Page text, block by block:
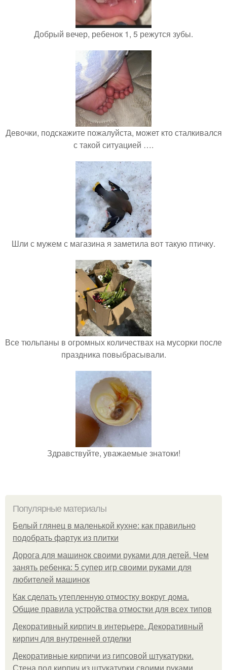
Добрый вечер, ребенок 1, 5 режутся зубы.
Девочки, подскажите пожалуйста, может кто сталкивался
с такой ситуацией ….
Шли с мужем с магазина я заметила вот такую птичку.
Все тюльпаны в огромных количествах на мусорки после
праздника повыбрасывали.
Здравствуйте, уважаемые знатоки!
Популярные материалы
Белый глянец в маленькой кухне: как правильно
подобрать фартук из плитки
Дорога для машинок своими руками для детей. Чем
занять ребенка: 5 супер игр своими руками для
любителей машинок
Как сделать утепленную отмостку вокруг дома.
Общие правила устройства отмостки для всех типов
Декоративный кирпич в интерьере. Декоративный
кирпич для внутренней отделки
Декоративные кирпичи из гипсовой штукатурки.
Стена под кирпич из штукатурки своими руками